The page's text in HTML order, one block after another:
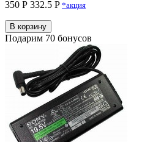
350 Р 332.5 P *акция
В корзину
Подарим 70 бонусов